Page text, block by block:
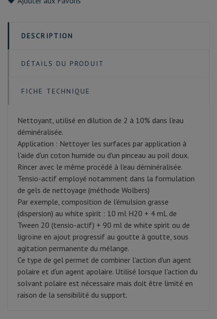
DESCRIPTION
DÉTAILS DU PRODUIT
FICHE TECHNIQUE
Nettoyant, utilisé en dilution de 2 à 10% dans l'eau
déminéralisée.
Application : Nettoyer les surfaces par application à
l'aide d'un coton humide ou d'un pinceau au poil doux.
Rincer avec le même procédé à l'eau déminéralisée.
Tensio-actif employé notamment dans la formulation
de gels de nettoyage (méthode Wolbers)
Par exemple, composition de l'émulsion grasse
(dispersion) au white spirit : 10 ml H20 + 4 mL de
Tween 20 (tensio-actif) + 90 ml de white spirit ou de
ligroïne en ajout progressif au goutte à goutte, sous
agitation permanente du mélange.
Ce type de gel permet de combiner l'action d'un agent
polaire et d'un agent apolaire. Utilisé lorsque l'action du
solvant polaire est nécessaire mais doit être limité en
raison de la sensibilité du support.